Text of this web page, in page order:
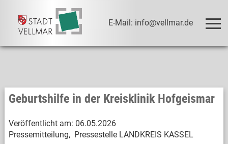
E-Mail: info@vellmar.de
Geburtshilfe in der Kreisklinik Hofgeismar
Veröffentlicht am: 06.05.2026
Pressemitteilung, Pressestelle LANDKREIS KASSEL